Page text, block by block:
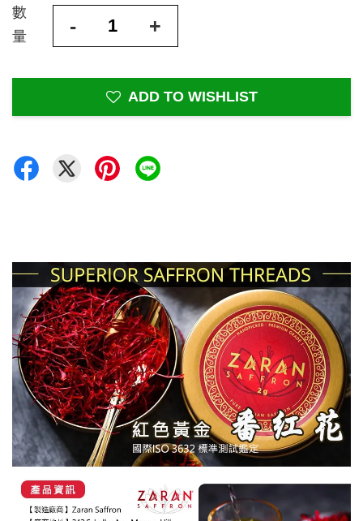
數
量
- +
ADD TO WISHLIST